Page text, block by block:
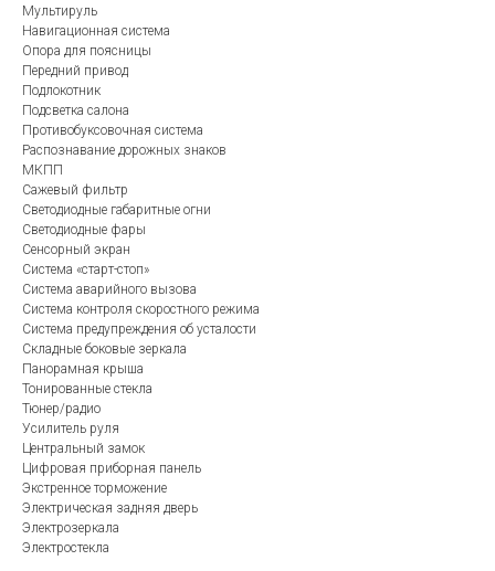
Мультируль
Навигационная система
Опора для поясницы
Передний привод
Подлокотник
Подсветка салона
Противобуксовочная система
Распознавание дорожных знаков
МКПП
Сажевый фильтр
Светодиодные габаритные огни
Светодиодные фары
Сенсорный экран
Система «старт-стоп»
Система аварийного вызова
Система контроля скоростного режима
Система предупреждения об усталости
Складные боковые зеркала
Панорамная крыша
Тонированные стекла
Тюнер/радио
Усилитель руля
Центральный замок
Цифровая приборная панель
Экстренное торможение
Электрическая задняя дверь
Электрозеркала
Электростекла